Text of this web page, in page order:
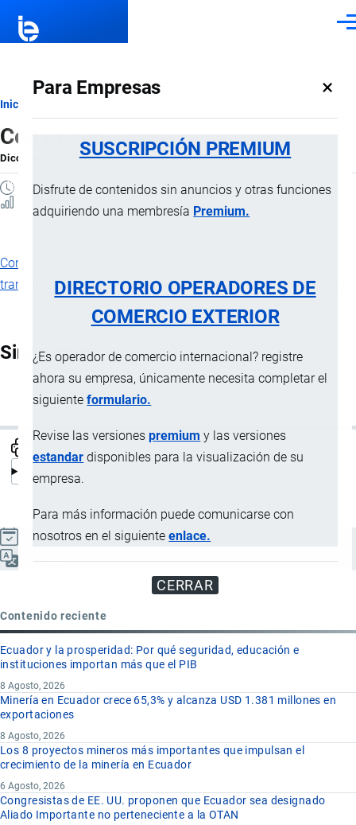
Para Empresas ×
SUSCRIPCIÓN PREMIUM
Disfrute de contenidos sin anuncios y otras funciones
adquiriendo una membresía Premium.
DIRECTORIO OPERADORES DE
COMERCIO EXTERIOR
¿Es operador de comercio internacional? registre
ahora su empresa, únicamente necesita completar el
siguienteformulario.
Revise las versionespremium y las versiones
estandar disponibles para la visualización de su
empresa.
Para más información puede comunicarse con
nosotros en el siguienteenlace.
CERRAR
Ruta
de
navegación
Inicio
Conair container
Diccionario porImportaciones …, 8 Septiembre, 2024
1 MINUTO
Contenedor
transportede cargas que requieren una temperatura constante.
Sinónimos
Insulated container
Actualizado el 9 Septiembre, 2024
Español
Contenido reciente
Ecuador y la prosperidad: Por qué seguridad, educación e
instituciones importan más que el PIB
8 Agosto, 2026
Minería en Ecuador crece 65,3% y alcanza USD 1.381 millones en
exportaciones
8 Agosto, 2026
Los 8 proyectos mineros más importantes que impulsan el
crecimiento de la minería en Ecuador
6 Agosto, 2026
Congresistas de EE. UU. proponen que Ecuador sea designado
Aliado Importante no perteneciente a la OTAN